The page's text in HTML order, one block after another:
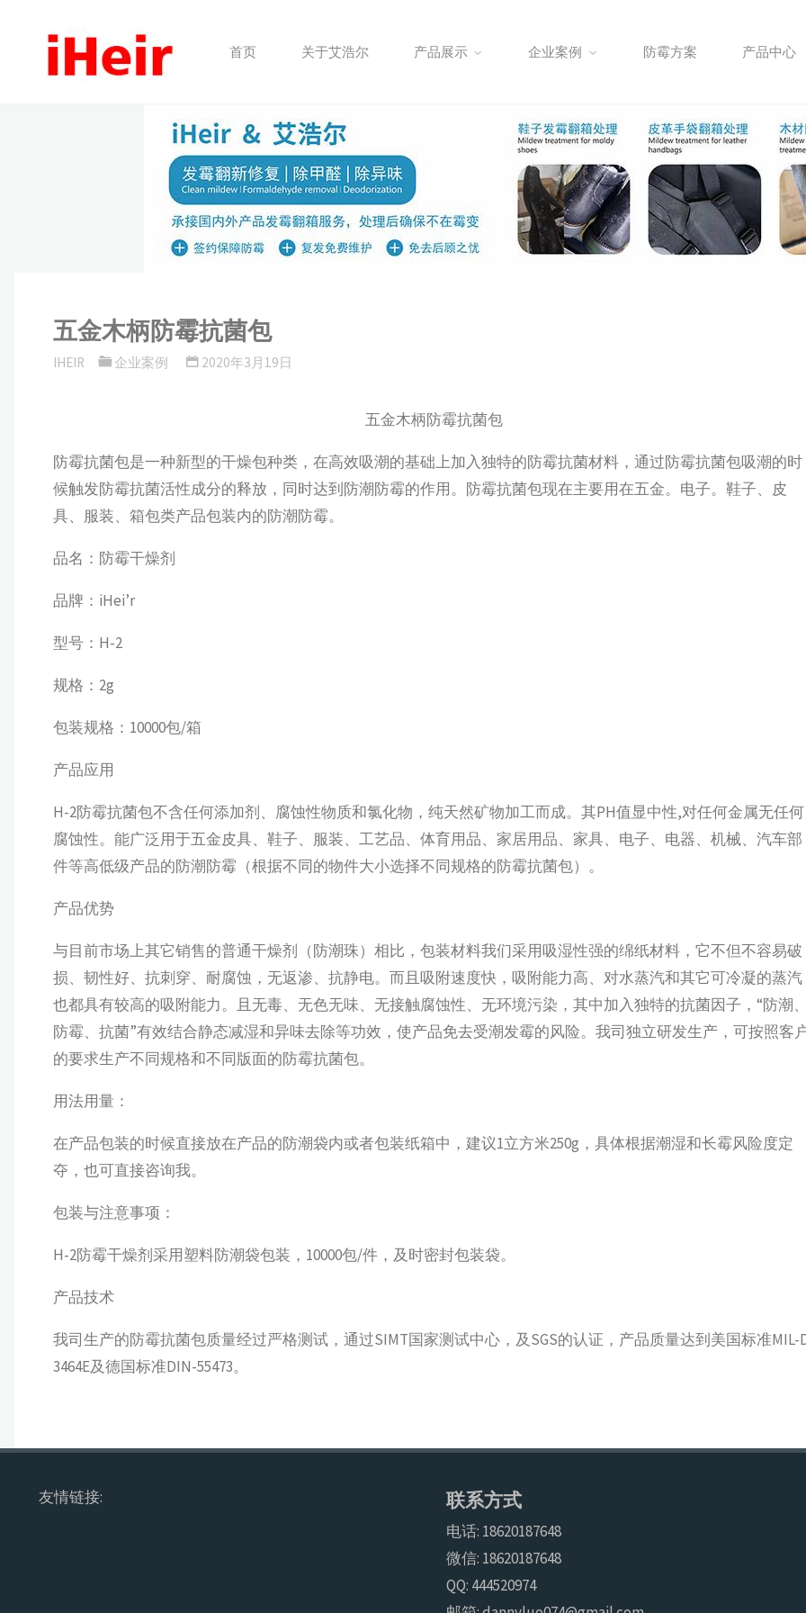
首页 关于艾浩尔 产品展示 企业案例 防霉方案 产品中心
五金木柄防霉抗菌包
IHEIR 企业案例 2020年3月19日
五金木柄防霉抗菌包
防霉抗菌包是一种新型的干燥包种类，在高效吸潮的基础上加入独特的防霉抗菌材料，通过防霉抗菌包吸潮的时
候触发防霉抗菌活性成分的释放，同时达到防潮防霉的作用。防霉抗菌包现在主要用在五金。电子。鞋子、皮
具、服装、箱包类产品包装内的防潮防霉。
品名：防霉干燥剂
品牌：iHei’r
型号：H-2
规格：2g
包装规格：10000包/箱
产品应用
H-2防霉抗菌包不含任何添加剂、腐蚀性物质和氯化物，纯天然矿物加工而成。其PH值显中性,对任何金属无任何
腐蚀性。能广泛用于五金皮具、鞋子、服装、工艺品、体育用品、家居用品、家具、电子、电器、机械、汽车部
件等高低级产品的防潮防霉（根据不同的物件大小选择不同规格的防霉抗菌包）。
产品优势
与目前市场上其它销售的普通干燥剂（防潮珠）相比，包装材料我们采用吸湿性强的绵纸材料，它不但不容易破
损、韧性好、抗刺穿、耐腐蚀，无返渗、抗静电。而且吸附速度快，吸附能力高、对水蒸汽和其它可冷凝的蒸汽
也都具有较高的吸附能力。且无毒、无色无味、无接触腐蚀性、无环境污染，其中加入独特的抗菌因子，“防潮
防霉、抗菌”有效结合静态减湿和异味去除等功效，使产品免去受潮发霉的风险。我司独立研发生产，可按照客
的要求生产不同规格和不同版面的防霉抗菌包。
用法用量：
在产品包装的时候直接放在产品的防潮袋内或者包装纸箱中，建议1立方米250g，具体根据潮湿和长霉风险度定
夺，也可直接咨询我。
包装与注意事项：
H-2防霉干燥剂采用塑料防潮袋包装，10000包/件，及时密封包装袋。
产品技术
我司生产的防霉抗菌包质量经过严格测试，通过SIMT国家测试中心，及SGS的认证，产品质量达到美国标准MIL-
3464E及德国标准DIN-55473。
友情链接: 联系方式
电话: 18620187648
微信: 18620187648
QQ: 444520974